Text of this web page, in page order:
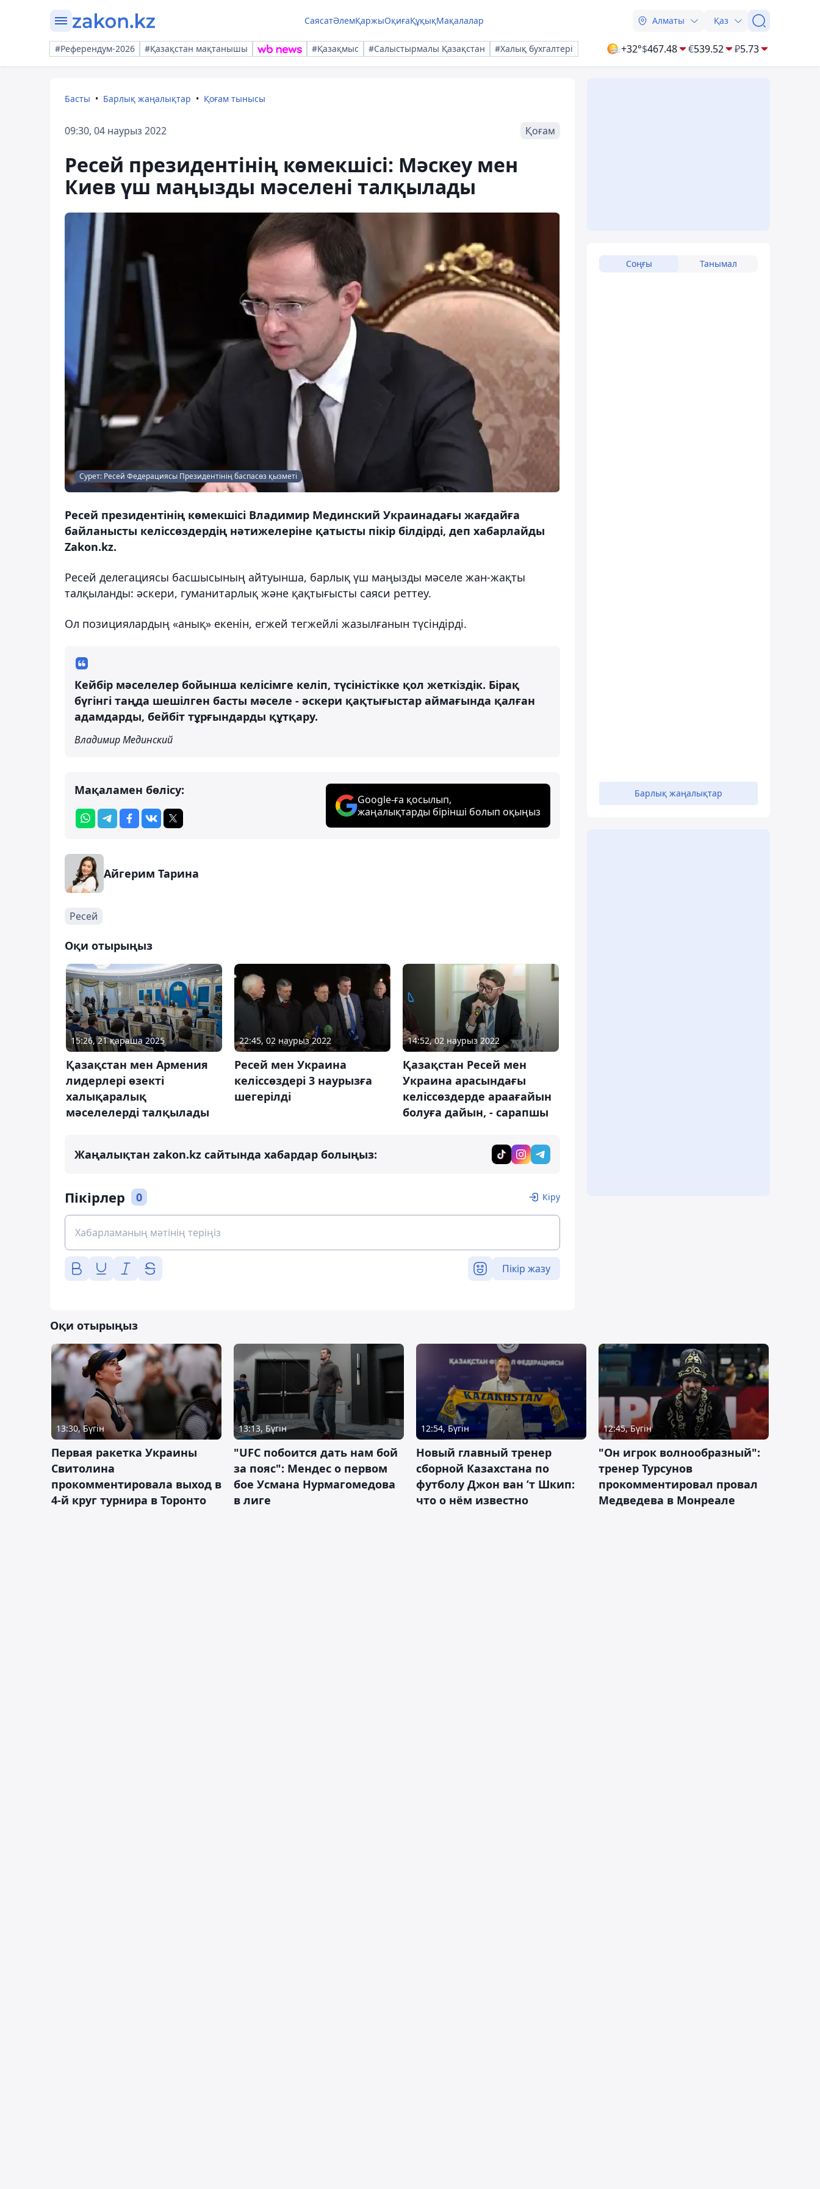
СаясатӘлемҚаржыОқиғаҚұқықМақалалар Алматы Қаз
#Референдум-2026 #Қазақстан мақтанышы #Қазақмыс #Салыстырмалы Қазақстан #Халық бухгалтері +32°$467.48 €539.52 ₽5.73
Басты Барлық жаңалықтар Қоғам тынысы
09:30, 04 наурыз 2022 Қоғам
Ресей президентінің көмекшісі: Мәскеу мен
Киев үш маңызды мәселені талқылады
Сурет: Ресей Федерациясы Президентінің баспасөз қызметі
Ресей президентінің көмекшісі Владимир Мединский Украинадағы жағдайға
байланысты келіссөздердің нәтижелеріне қатысты пікір білдірді, деп хабарлайды
Zakon.kz.
Ресей делегациясы басшысының айтуынша, барлық үш маңызды мәселе жан-жақты
талқыланды: әскери, гуманитарлық және қақтығысты саяси реттеу.
Ол позициялардың «анық» екенін, егжей тегжейлі жазылғанын түсіндірді.
Кейбір мәселелер бойынша келісімге келіп, түсіністікке қол жеткіздік. Бірақ
бүгінгі таңда шешілген басты мәселе - әскери қақтығыстар аймағында қалған
адамдарды, бейбіт тұрғындарды құтқару.
Владимир Мединский
Мақаламен бөлісу:
Google-ға қосылып,
жаңалықтарды бірінші болып оқыңыз
Айгерим Тарина
Ресей
Оқи отырыңыз
15:26, 21 қараша 2025
Қазақстан мен Армения
лидерлері өзекті
халықаралық
мәселелерді талқылады
22:45, 02 наурыз 2022
Ресей мен Украина
келіссөздері 3 наурызға
шегерілді
14:52, 02 наурыз 2022
Қазақстан Ресей мен
Украина арасындағы
келіссөздерде араағайын
болуға дайын, - сарапшы
Жаңалықтан zakon.kz сайтында хабардар болыңыз:
Пікірлер 0 Кіру
Пікір жазу
Соңғы Танымал
Барлық жаңалықтар
Оқи отырыңыз
13:30, Бүгін
Первая ракетка Украины
Свитолина
прокомментировала выход в
4-й круг турнира в Торонто
13:13, Бүгін
"UFC побоится дать нам бой
за пояс": Мендес о первом
бое Усмана Нурмагомедова
в лиге
12:54, Бүгін
Новый главный тренер
сборной Казахстана по
футболу Джон ван ’т Шкип:
что о нём известно
12:45, Бүгін
"Он игрок волнообразный":
тренер Турсунов
прокомментировал провал
Медведева в Монреале